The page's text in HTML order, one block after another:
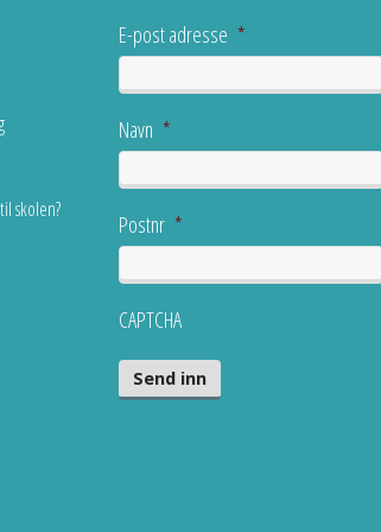
skolen?
E-post adresse *
Navn *
Postnr *
CAPTCHA